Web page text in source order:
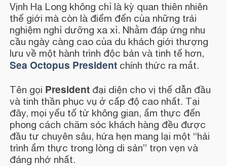
Vịnh Hạ Long không chỉ là kỳ quan thiên nhiên
thế giới mà còn là điểm đến của những trải
nghiệm nghỉ dưỡng xa xỉ. Nhằm đáp ứng nhu
cầu ngày càng cao của du khách giới thượng
lưu về một hành trình độc bản và tinh tế hơn,
Sea Octopus President chính thức ra mắt.
Tên gọi President đại diện cho vị thế dẫn đầu
và tinh thần phục vụ ở cấp độ cao nhất. Tại
đây, mọi yếu tố từ không gian, ẩm thực đến
phong cách chăm sóc khách hàng đều được
đầu tư chuyên sâu, hứa hẹn mang lại một “hải
trình ẩm thực trong lòng di sản” trọn vẹn và
đáng nhớ nhất.